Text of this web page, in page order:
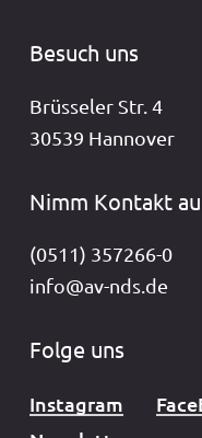
Besuch uns
Brüsseler Str. 4
30539 Hannover
Nimm Kontakt
(0511) 357266-0
info@av-nds.de
Folge uns
Instagram